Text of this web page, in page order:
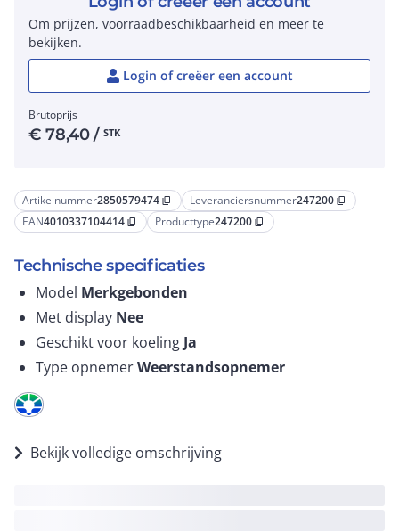
Artikelnummer2850579474 content_copy Leveranciersnummer247200 content_copy
EAN4010337104414 content_copy Producttype247200 content_copy
Technische specificaties
Model Merkgebonden
Met display Nee
Geschikt voor koeling Ja
Type opnemerWeerstandsopnemer
Bekijk volledige omschrijving
Om prijzen, voorraadbeschikbaarheid en meer te
bekijken.
Login of creëer een account
Brutoprijs
€78,40/ STK